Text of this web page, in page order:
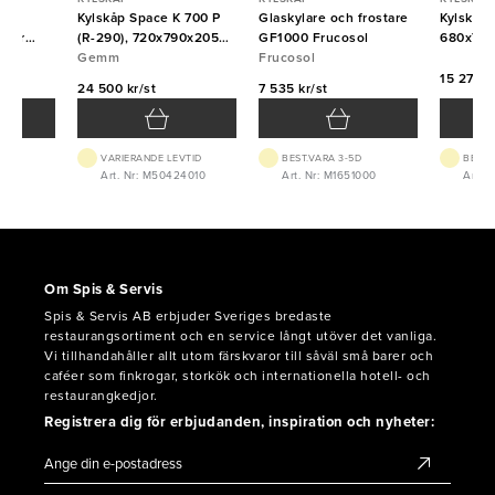
Kylskåp Space K 700 P
(R-290), 720x790x2050,
Gemm
Gemm
24 500 kr/st
VARIERANDE LEVTID
Art. Nr: M50424010
Glaskylare och frostare
GF1000 Frucosol
Frucosol
7 535 kr/st
BEST.VARA 3-5D
Art. Nr: M1651000
Kylskåp
15 271
Art.
Om Spis & Servis
Spis & Servis AB erbjuder Sveriges bredaste
restaurangsortiment och en service långt utöver det vanliga.
Vi tillhandahåller allt utom färskvaror till såväl små barer och
caféer som finkrogar, storkök och internationella hotell- och
restaurangkedjor.
Registrera dig för erbjudanden, inspiration och nyheter: